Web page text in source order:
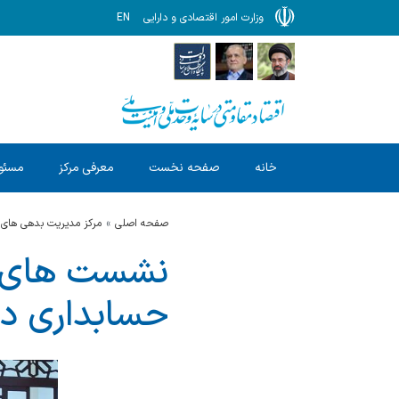
وزارت امور اقتصادی و دارایی EN
خانه صفحه نخست معرفی مرکز
صفحه اصلی مرکز مدیریت بدهی
حسابداری